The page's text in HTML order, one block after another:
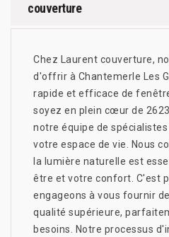
couverture
Chez Laurent couverture,
d'offrir à Chantemerle Les
rapide et efficace de
soyez en plein cœur de
notre équipe de
votre espace de vie. Nous
la lumière naturelle est
être et votre confort. C'est
engageons à vous fournir
qualité supérieure,
besoins. Notre processus